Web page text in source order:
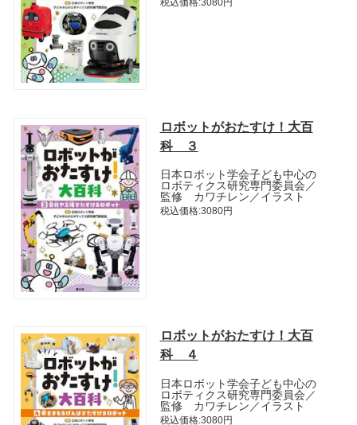
税込価格:3080円
ロボットがおたすけ！大百
科 ３
日本ロボット学会子ども中心の
ロボティクス研究専門委員会／
監修 カワチレン／イラスト
税込価格:3080円
ロボットがおたすけ！大百
科 ４
日本ロボット学会子ども中心の
ロボティクス研究専門委員会／
監修 カワチレン／イラスト
税込価格:3080円